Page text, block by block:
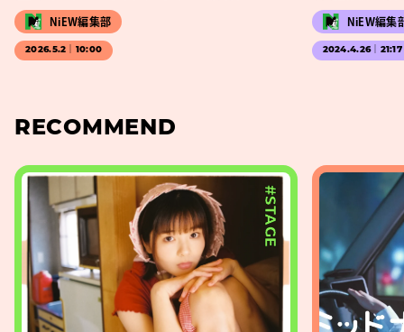
NiEW編集部
2026.5.2｜10:00
NiEW編集
2024.4.26｜21:17
RECOMMEND
#STAGE